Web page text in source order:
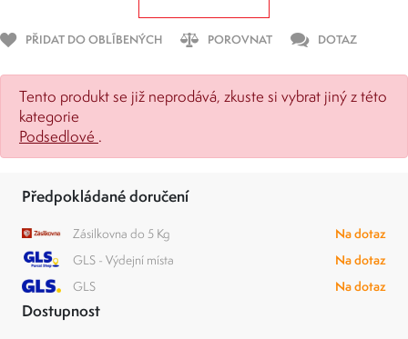
PŘIDAT DO OBLÍBENÝCH POROVNAT DOTAZ
Tento produkt se již neprodává, zkuste si vybrat jiný z této
kategorie
Podsedlové .
Předpokládané doručení
Zásilkovna do 5 Kg
Na dotaz
GLS - Výdejní místa
Na dotaz
GLS
Na dotaz
Dostupnost